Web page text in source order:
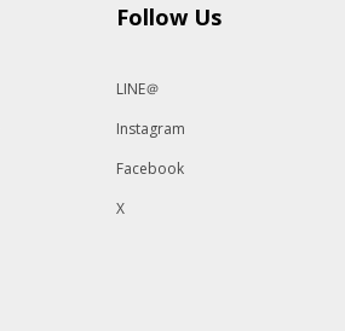
Follow Us
LINE＠
Instagram
Facebook
X